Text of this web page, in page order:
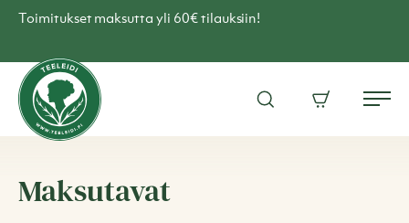
Skip
Toimitukset maksutta yli 60€ tilauksiin!
Teen
verkkokauppa
–
Teeleidi
Avaa
Ostoskori
Maksutavat